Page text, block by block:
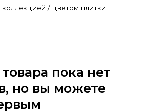
коллекцией / цветом плитки
пока нет
но вы можете